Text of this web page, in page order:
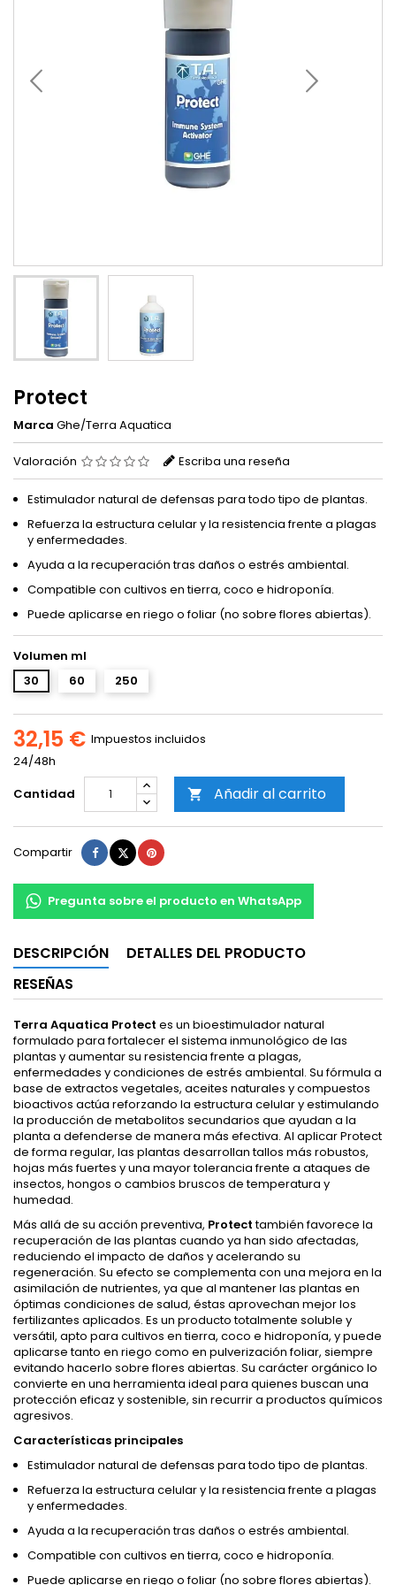
Protect
Marca Ghe/Terra Aquatica
Valoración Escriba una reseña
Estimulador natural de defensas para todo tipo de plantas.
Refuerza la estructura celular y la resistencia frente a plagas
y enfermedades.
Ayuda a la recuperación tras daños o estrés ambiental.
Compatible con cultivos en tierra, coco e hidroponía.
Puede aplicarse en riego o foliar (no sobre flores abiertas).
Volumen ml
30
60 250
32,15 € Impuestos incluidos
24/48h
Cantidad
 Añadir al carrito
Compartir Compartir
TuitearPinterest
Pregunta sobre el producto en WhatsApp
DESCRIPCIÓN
DETALLES DEL PRODUCTO
RESEÑAS
Terra Aquatica Protect es un bioestimulador natural
formulado para fortalecer el sistema inmunológico de las
plantas y aumentar su resistencia frente a plagas,
enfermedades y condiciones de estrés ambiental. Su fórmula a
base de extractos vegetales, aceites naturales y compuestos
bioactivos actúa reforzando la estructura celular y estimulando
la producción de metabolitos secundarios que ayudan a la
planta a defenderse de manera más efectiva. Al aplicar Protect
de forma regular, las plantas desarrollan tallos más robustos,
hojas más fuertes y una mayor tolerancia frente a ataques de
insectos, hongos o cambios bruscos de temperatura y
humedad.
Más allá de su acción preventiva, Protecttambién favorece la
recuperación de las plantas cuando ya han sido afectadas,
reduciendo el impacto de daños y acelerando su
regeneración. Su efecto se complementa con una mejora en la
asimilación de nutrientes, ya que al mantener las plantas en
óptimas condiciones de salud, éstas aprovechan mejor los
fertilizantes aplicados. Es un producto totalmente soluble y
versátil, apto para cultivos en tierra, coco e hidroponía, y puede
aplicarse tanto en riego como en pulverización foliar, siempre
evitando hacerlo sobre flores abiertas. Su carácter orgánico lo
convierte en una herramienta ideal para quienes buscan una
protección eficaz y sostenible, sin recurrir a productos químicos
agresivos.
Características principales
Estimulador natural de defensas para todo tipo de plantas.
Refuerza la estructura celular y la resistencia frente a plagas
y enfermedades.
Ayuda a la recuperación tras daños o estrés ambiental.
Compatible con cultivos en tierra, coco e hidroponía.
Puede aplicarse en riego o foliar (no sobre flores abiertas).